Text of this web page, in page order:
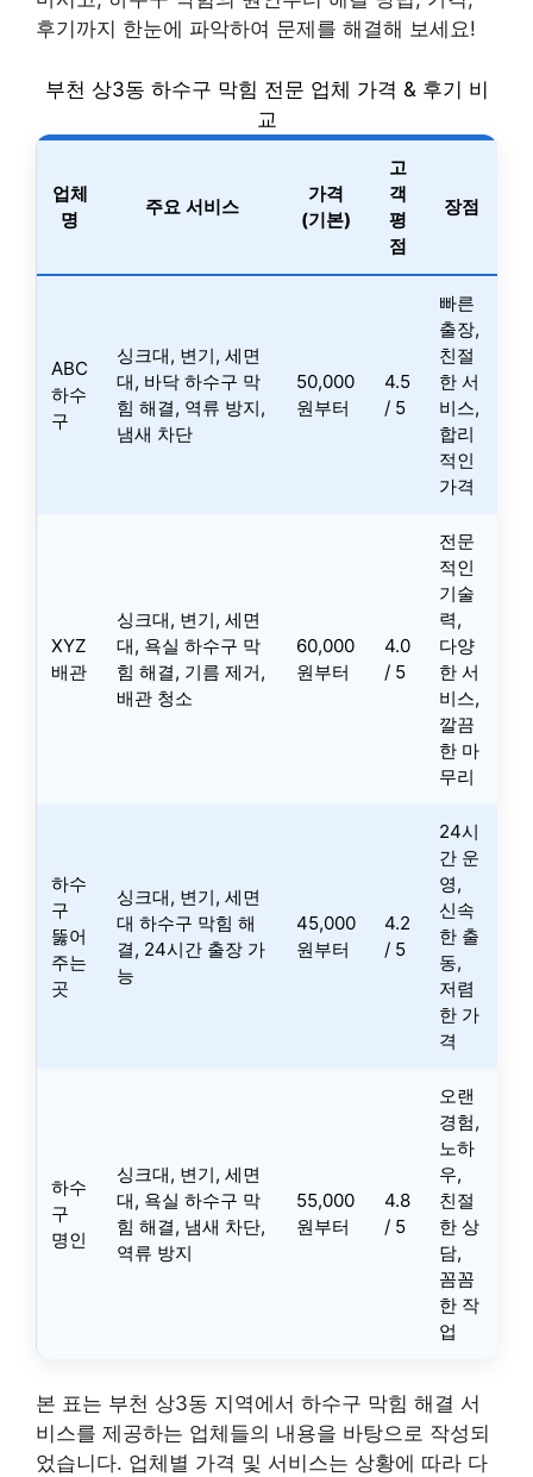
후기까지 한눈에 파악하여 문제를 해결해 보세요!
부천 상3동 하수구 막힘 전문 업체 가격 & 후기 비
교
업체
명
주요 서비스
가격
(기본)
고
객
평
점
장점
ABC
하수
구
싱크대, 변기, 세면
대, 바닥 하수구 막
힘 해결, 역류 방지,
냄새 차단
50,000
원부터
4.5
/ 5
빠른
출장,
친절
한 서
비스,
합리
적인
가격
XYZ
배관
싱크대, 변기, 세면
대, 욕실 하수구 막
힘 해결, 기름 제거,
배관 청소
60,000
원부터
4.0
/ 5
전문
적인
기술
력,
다양
한 서
비스,
깔끔
한 마
무리
하수
구
뚫어
주는
곳
싱크대, 변기, 세면
대 하수구 막힘 해
결, 24시간 출장 가
능
45,000
원부터
4.2
/ 5
24시
간 운
영,
신속
한 출
동,
저렴
한 가
격
하수
구
명인
싱크대, 변기, 세면
대, 욕실 하수구 막
힘 해결, 냄새 차단,
역류 방지
55,000
원부터
4.8
/ 5
오랜
경험,
노하
우,
친절
한 상
담,
꼼꼼
한 작
업
본 표는 부천 상3동 지역에서 하수구 막힘 해결 서
비스를 제공하는 업체들의 내용을 바탕으로 작성되
었습니다. 업체별 가격 및 서비스는 상황에 따라 다